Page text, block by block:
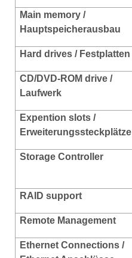
Main memory /
Hauptspeicherausbau
Hard drives / Festplatten
CD/DVD-ROM drive /
Laufwerk
Expention slots /
Erweiterungssteckplätze
Storage Controller
RAID support
Remote Management
EthernetConnections /